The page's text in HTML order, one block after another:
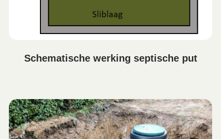
Schematische werking septische put